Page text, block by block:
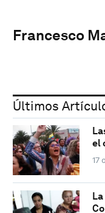
Francesco
Últimos
el
17